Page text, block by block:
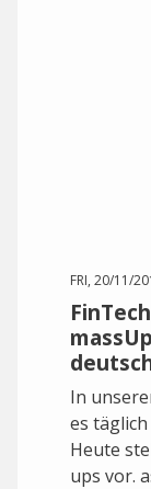
FRI, 20/11/
In
es
Heute
ups vor.